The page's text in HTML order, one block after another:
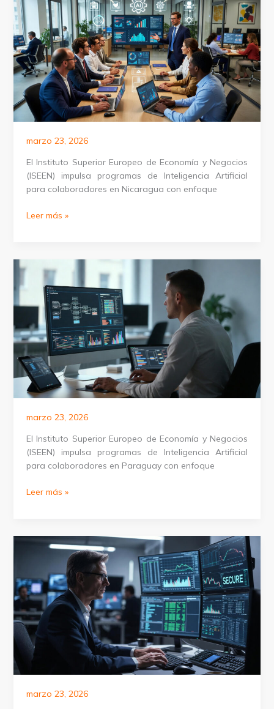
empleados
en
Perú
marzo 23, 2026
El Instituto Superior Europeo de Economía y Negocios
(ISEEN) impulsa programas de Inteligencia Artificial
para colaboradores en Nicaragua con enfoque
Programas
organizaciones
Nicaragua
Leer más »
marzo 23, 2026
El Instituto Superior Europeo de Economía y Negocios
(ISEEN) impulsa programas de Inteligencia Artificial
para colaboradores en Paraguay con enfoque
Certificación
compañías
Paraguay
Leer más »
marzo 23, 2026